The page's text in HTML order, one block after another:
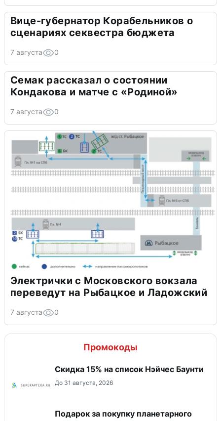
Вице-губернатор Корабельников о
сценариях секвестра бюджета
7 августа 0
Семак рассказал о состоянии
Кондакова и матче с «Родиной»
7 августа 0
Электрички с Московского вокзала
переведут на Рыбацкое и Ладожский
7 августа 0
Промокоды
Скидка 15% на список Нэйчес Баунти
До 31 августа, 2026
Подарок за покупку планетарного